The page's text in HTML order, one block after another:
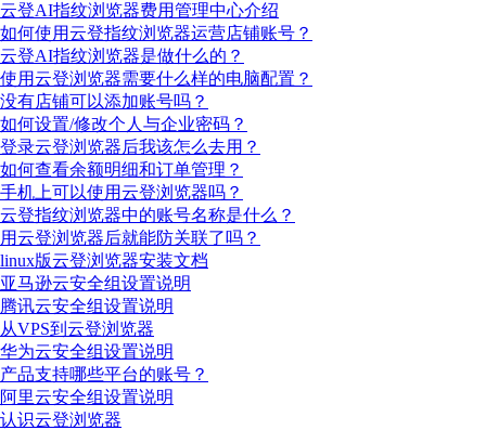
云登AI指纹浏览器费用管理中心介绍
如何使用云登指纹浏览器运营店铺账号？
云登AI指纹浏览器是做什么的？
使用云登浏览器需要什么样的电脑配置？
没有店铺可以添加账号吗？
如何设置/修改个人与企业密码？
登录云登浏览器后我该怎么去用？
如何查看余额明细和订单管理？
手机上可以使用云登浏览器吗？
云登指纹浏览器中的账号名称是什么？
用云登浏览器后就能防关联了吗？
linux版云登浏览器安装文档
亚马逊云安全组设置说明
腾讯云安全组设置说明
从VPS到云登浏览器
华为云安全组设置说明
产品支持哪些平台的账号？
阿里云安全组设置说明
认识云登浏览器